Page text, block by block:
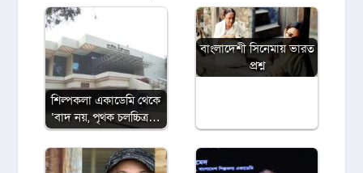
শিল্পকলা একাডেমি থেকে
‘বাদ নয়, পৃথক চলচ্চিত্র…
বাংলাদেশী সিনেমায় ভারত
প্রশ্ন